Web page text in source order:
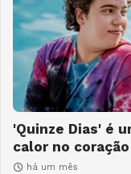
'Quinze Dias' é
calor no coração
há um mês